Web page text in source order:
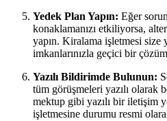
Yedek Plan Yapın: Eğer
konaklamanızı etkiliyorsa,
yapın. Kiralama işletmesi size
imkanlarınızla geçici bir
Yazılı Bildirimde Bulunun:
tüm görüşmeleri yazılı olarak
mektup gibi yazılı bir iletişim
işletmesine durumu resmi